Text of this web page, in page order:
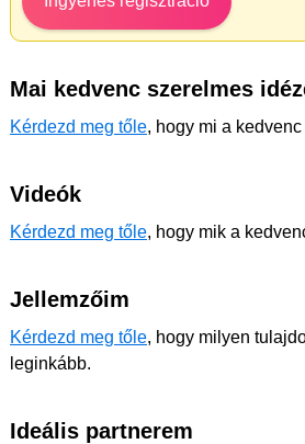
Mai kedvenc szerelmes
Kérdezd meg tőle, hogy mi a
Videók
Kérdezd meg tőle, hogy mik a
Jellemzőim
Kérdezd meg tőle, hogy milyen
leginkább.
Ideális partnerem